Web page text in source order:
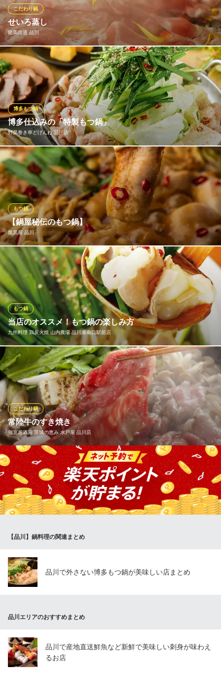
韓国料理 韓韓市場 品川グランパサージュ店
韓国料理チゲ鍋
ＪＲ品川駅港南口 徒歩5分
東京都港区港南2-16-3 品川三菱ビルグランパサージュB1
せいろ蒸し
龍馬街道 品川
こだわり鍋
蒸気を使って蒸し上げるせいろ蒸しは余分な脂を落とし、旨味を
しっかり閉じ込めるため、とってもヘルシー。 豚、鶏、牛とお好
みの具材を自慢の鰹出汁に付けてお食事下さい。
龍馬街道 品川
品川 高知料理 居酒屋
ＪＲ品川駅港南口 徒歩1分
東京都港区港南2-16-1 品川イーストワンタワーB1
博多仕込みの「特製もつ鍋」
野菜巻き串どげんね 品川店
博多もつ鍋
当店の美味しいもつ鍋は、“素材”と“スープ”へのこだわりで作られ
ています。 現在の味を出すため様々な試行錯誤をし、素材、スー
プそれぞれの融合で当店独自の秘伝の味を完成することができま
した。
野菜巻き串どげんね 品川店
九州料理・博多串焼き
ＪＲ品川駅 徒歩5分
東京都港区港南2-16-5 NBF品川タワーB1
【鍋屋秘伝のもつ鍋】
腹黒屋 品川
もつ鍋
新鮮な国産生もつと脂ののった豚トロを味噌ﾍﾞｰｽの秘伝のたれで
漬け込み、野菜と一緒に煮込んだ特性汁なし鍋や、 こだわりの出
汁を【醤油】【しお】の2種でご用意した国産生もつのもつ鍋。
コース予約、お席のみのご予約どちらもお楽しみ頂けます。
腹黒屋 品川
焼き鳥・焼き豚大衆酒場
ＪＲ品川駅港南口 徒歩1分
東京都港区港南2-3-26 モンテーヌ品川ビル2F
当店のオススメ！もつ鍋の楽しみ方
九州料理 鶏炭火焼 山内農場 品川港南口駅前店
もつ鍋
2種のスープから選べる「もつ鍋」をご用意！王道の醤油出汁・九
州味噌出汁からお選びいただけます。お好きなトッピング追加で
もつや野菜を追加することも可能※二人前より承りますのでご家族
やご友人と取り分けてどうぞ！
九州料理 鶏炭火焼 山内農場 品川港南口駅前店
国産鶏や九州料理居酒屋
ＪＲ品川駅 徒歩1分
東京都港区港南2-6-7 品川ビル3・4F
常陸牛のすき焼き
個室居酒屋 茨城の恵み 水戸屋 品川店
こだわり鍋
茨城が誇る銘柄牛「常陸牛」を贅沢に使用した、水戸屋自慢のす
き焼き。きめ細やかな霜降りと柔らかな肉質、そして上品な脂の
甘みが特徴です。職人が仕立てる特製の割り下は、まろやかな甘
辛さの中に深い旨みを感じる上品な味わい。
ＪＲ品川駅 徒歩4分
【品川】鍋料理の関連まとめ
品川で外さない博多もつ鍋が美味しい店まとめ
品川エリアのおすすめまとめ
品川で産地直送鮮魚など新鮮で美味しい刺身が味わえ
るお店